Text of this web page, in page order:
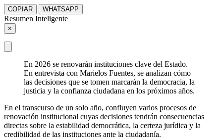
COPIAR WHATSAPP
Resumen Inteligente
×
En 2026 se renovarán instituciones clave del Estado.
En entrevista con Marielos Fuentes, se analizan cómo
las decisiones que se tomen marcarán la democracia, la
justicia y la confianza ciudadana en los próximos años.
En el transcurso de un solo año, confluyen varios procesos de
renovación institucional cuyas decisiones tendrán consecuencias
directas sobre la estabilidad democrática, la certeza jurídica y la
credibilidad de las instituciones ante la ciudadanía.